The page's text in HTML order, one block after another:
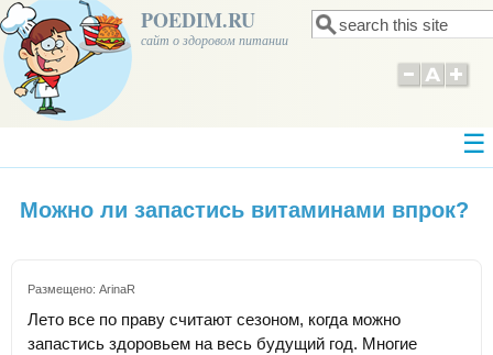
POEDIM.RU
сайт о здоровом питании Форма поиска
Поиск
Можно ли запастись витаминами впрок?
Размещено: ArinaR
Лето все по праву считают сезоном, когда можно
запастись здоровьем на весь будущий год. Многие